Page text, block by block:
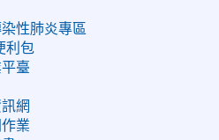
性肺炎專區
利包
臺
網
業